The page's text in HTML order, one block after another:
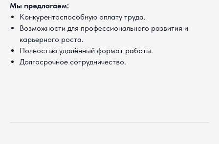
Мы предлагаем:
Конкурентоспособную оплату труда.
Возможности для профессионального развития и
карьерного роста.
Полностью удалённый формат работы.
Долгосрочное сотрудничество.
Полное имя
Город